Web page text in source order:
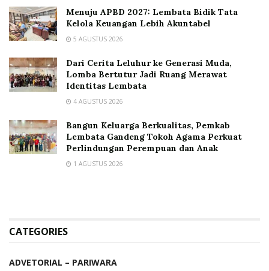
Menuju APBD 2027: Lembata Bidik Tata
Kelola Keuangan Lebih Akuntabel
5 AGUSTUS 2026
Dari Cerita Leluhur ke Generasi Muda,
Lomba Bertutur Jadi Ruang Merawat
Identitas Lembata
4 AGUSTUS 2026
Bangun Keluarga Berkualitas, Pemkab
Lembata Gandeng Tokoh Agama Perkuat
Perlindungan Perempuan dan Anak
1 AGUSTUS 2026
CATEGORIES
ADVETORIAL – PARIWARA